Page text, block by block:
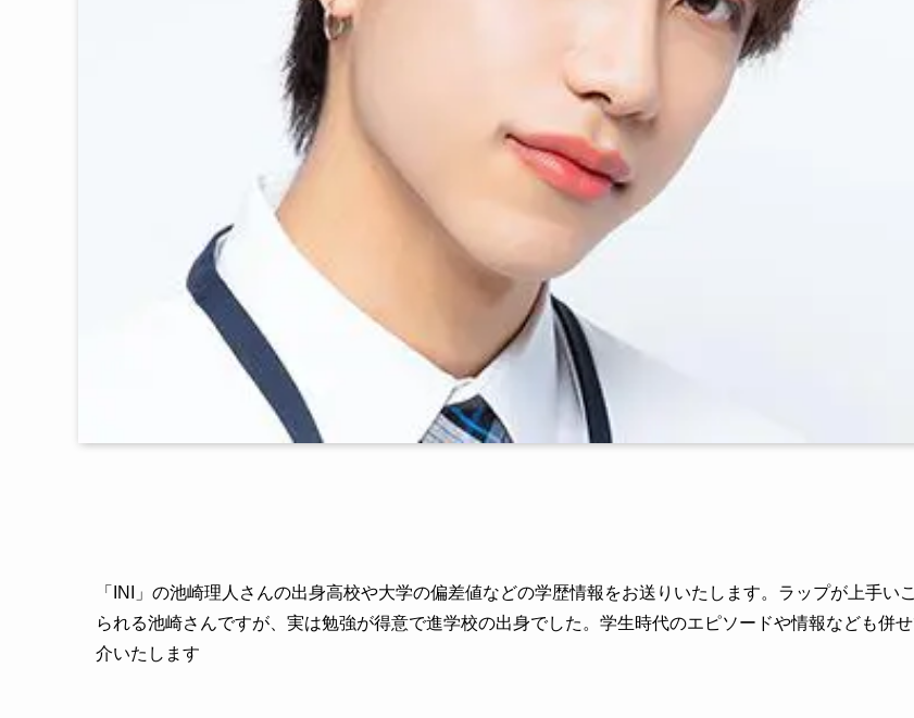
「INI」の池崎理人さんの出身高校や大学の偏差値などの学歴情報をお送りいたします。ラップが上手い
られる池崎さんですが、実は勉強が得意で進学校の出身でした。学生時代のエピソードや情報なども併
介いたします